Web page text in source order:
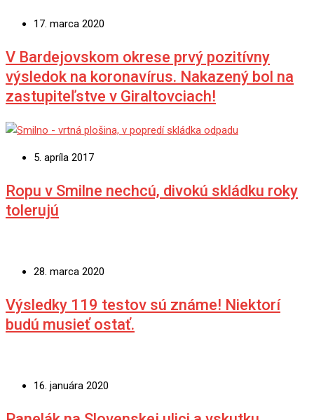
17. marca 2020
V Bardejovskom okrese prvý pozitívny
výsledok na koronavírus. Nakazený bol na
zastupiteľstve v Giraltovciach!
5. apríla 2017
Ropu v Smilne nechcú, divokú skládku roky
tolerujú
28. marca 2020
Výsledky 119 testov sú známe! Niektorí
budú musieť ostať.
16. januára 2020